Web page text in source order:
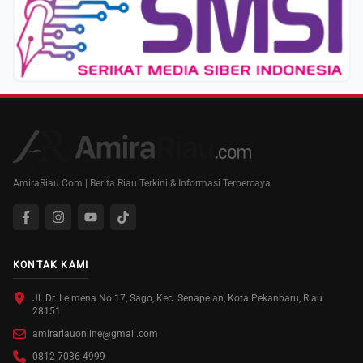
AmiraRiau.Com | Berita Riau Terkini & Informasi Terpercaya
KONTAK KAMI
Jl. Dr. Leimena No.17, Sago, Kec. Senapelan, Kota Pekanbaru, Riau
28151
amirariauonline@gmail.com
0812-7036-4999